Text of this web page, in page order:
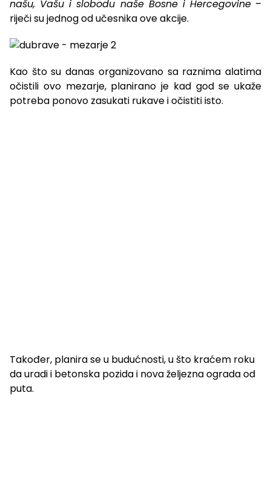
našu, Vašu i slobodu naše Bosne i Hercegovine–
riječi su jednog od učesnika ove akcije.
Kao što su danas organizovano sa raznima alatima
očistili ovo mezarje, planirano je kad god se ukaže
potreba ponovo zasukati rukave i očistiti isto.
Također, planira se u budućnosti, u što kraćem roku
da uradi i betonska pozida i nova željezna ograda od
puta.